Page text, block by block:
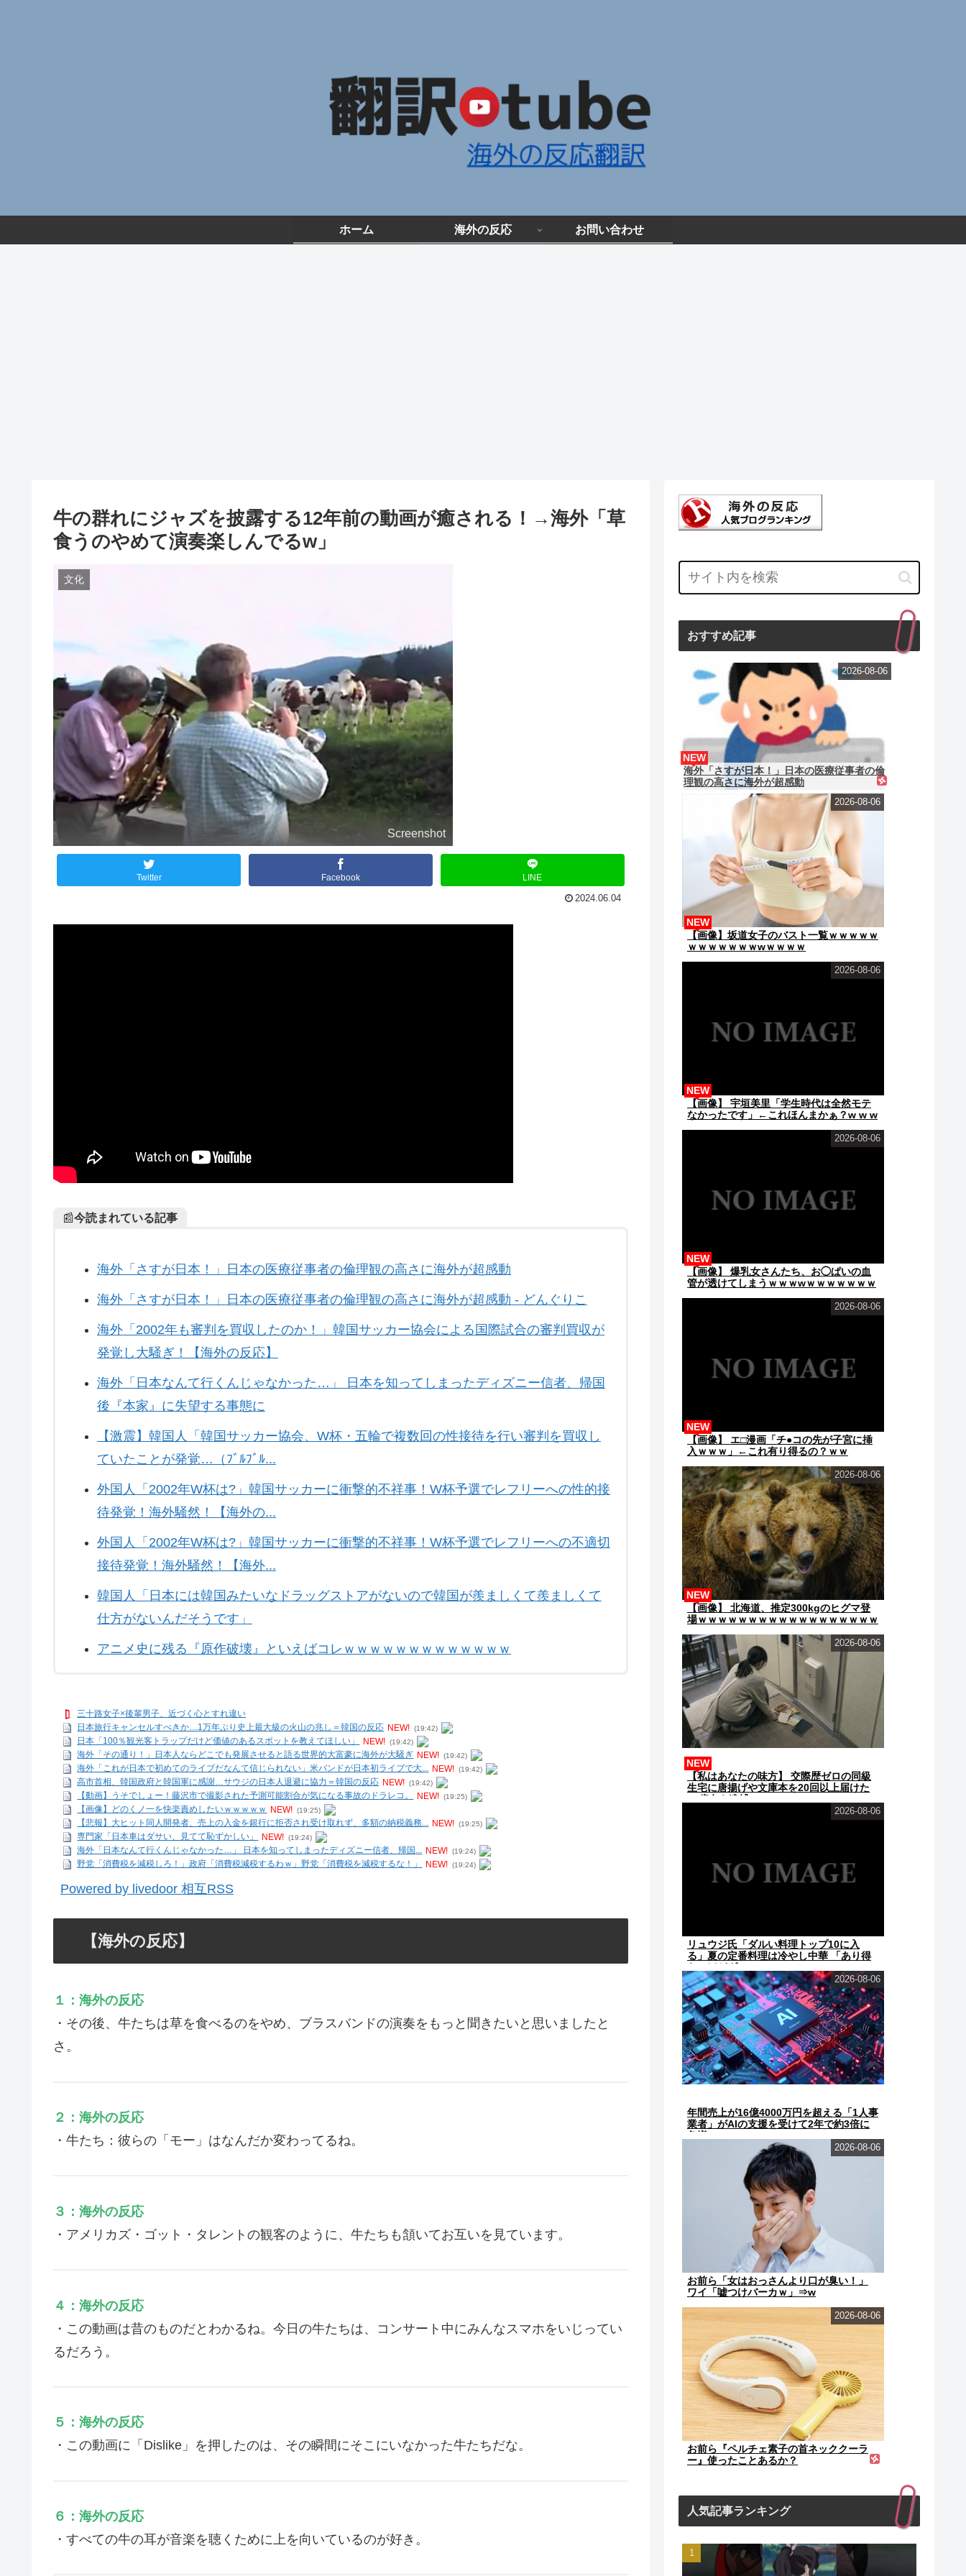
ホーム 海外の反応 お問い合わせ
牛の群れにジャズを披露する12年前の動画が癒される！→海外「草
食うのやめて演奏楽しんでるw」
文化
Screenshot
Twitter Facebook LINE
2024.06.04
📰今読まれている記事
海外「さすが日本！」日本の医療従事者の倫理観の高さに海外が超感動
海外「さすが日本！」日本の医療従事者の倫理観の高さに海外が超感動 - どんぐりこ
海外「2002年も審判を買収したのか！」韓国サッカー協会による国際試合の審判買収が
発覚し大騒ぎ！【海外の反応】
海外「日本なんて行くんじゃなかった…」 日本を知ってしまったディズニー信者、帰国
後『本家』に失望する事態に
【激震】韓国人「韓国サッカー協会、W杯・五輪で複数回の性接待を行い審判を買収し
ていたことが発覚…（ﾌﾞﾙﾌﾞﾙ...
外国人「2002年W杯は?」韓国サッカーに衝撃的不祥事！W杯予選でレフリーへの性的接
待発覚！海外騒然！【海外の...
外国人「2002年W杯は?」韓国サッカーに衝撃的不祥事！W杯予選でレフリーへの不適切
接待発覚！海外騒然！【海外...
韓国人「日本には韓国みたいなドラッグストアがないので韓国が羨ましくて羨ましくて
仕方がないんだそうです」
アニメ史に残る『原作破壊』といえばコレｗｗｗｗｗｗｗｗｗｗｗｗｗ
三十路女子×後輩男子、近づく心とすれ違い
日本旅行キャンセルすべきか…1万年ぶり史上最大級の火山の兆し＝韓国の反応 NEW! (19:42)
日本「100％観光客トラップだけど価値のあるスポットを教えてほしい」 NEW! (19:42)
海外「その通り！」日本人ならどこでも発展させると語る世界的大富豪に海外が大騒ぎ NEW! (19:42)
海外「これが日本で初めてのライブだなんて信じられない」米バンドが日本初ライブで大... NEW! (19:42)
高市首相、韓国政府と韓国軍に感謝…サウジの日本人退避に協力＝韓国の反応 NEW! (19:42)
【動画】うそでしょー！藤沢市で撮影された予測可能割合が気になる事故のドラレコ。 NEW! (19:25)
【画像】どのくノ一を快楽責めしたいｗｗｗｗｗ NEW! (19:25)
【悲報】大ヒット同人開発者、売上の入金を銀行に拒否され受け取れず、多額の納税義務... NEW! (19:25)
専門家「日本車はダサい、見てて恥ずかしい」 NEW! (19:24)
海外「日本なんて行くんじゃなかった…」 日本を知ってしまったディズニー信者、帰国... NEW! (19:24)
野党「消費税を減税しろ！」政府「消費税減税するわｗ」野党「消費税を減税するな！」 NEW! (19:24)
Powered by livedoor 相互RSS
【海外の反応】
１：海外の反応
・その後、牛たちは草を食べるのをやめ、ブラスバンドの演奏をもっと聞きたいと思いましたと
さ。
２：海外の反応
・牛たち：彼らの「モー」はなんだか変わってるね。
３：海外の反応
・アメリカズ・ゴット・タレントの観客のように、牛たちも頷いてお互いを見ています。
４：海外の反応
・この動画は昔のものだとわかるね。今日の牛たちは、コンサート中にみんなスマホをいじってい
るだろう。
５：海外の反応
・この動画に「Dislike」を押したのは、その瞬間にそこにいなかった牛たちだな。
６：海外の反応
・すべての牛の耳が音楽を聴くために上を向いているのが好き。
おすすめ記事
海外「さすが日本！」日本の医療従事者の倫
理観の高さに海外が超感動
NEW
2026-08-06
【画像】坂道女子のバスト一覧ｗｗｗｗｗ
ｗｗｗｗｗｗｗwｗｗｗｗ
NEW
2026-08-06
【画像】 宇垣美里「学生時代は全然モテ
なかったです」←これほんまかぁ？w w w
NEW
2026-08-06
【画像】 爆乳女さんたち、お◯ぱいの血
管が透けてしまうｗｗｗwｗｗｗｗｗｗｗ
NEW
2026-08-06
【画像】 エ□漫画「チ●コの先が子宮に挿
入ｗｗｗ」←これ有り得るの？ｗｗ
NEW
2026-08-06
【画像】 北海道、推定300kgのヒグマ登
場ｗｗｗｗｗｗｗｗｗｗｗｗｗｗｗｗｗｗ
NEW
2026-08-06
【私はあなたの味方】 交際歴ゼロの同級
生宅に唐揚げや文庫本を20回以上届けた
NEW
2026-08-06
リュウジ氏「ダルい料理トップ10に入
る」夏の定番料理は冷やし中華 「あり得
2026-08-06
年間売上が16億4000万円を超える「1人事
業者」がAIの支援を受けて2年で約3倍に
2026-08-06
お前ら「女はおっさんより口が臭い！」
ワイ「嘘つけバーカｗ」⇒w
2026-08-06
お前ら『ペルチェ素子の首ネッククーラ
ー』使ったことあるか？
2026-08-06
人気記事ランキング